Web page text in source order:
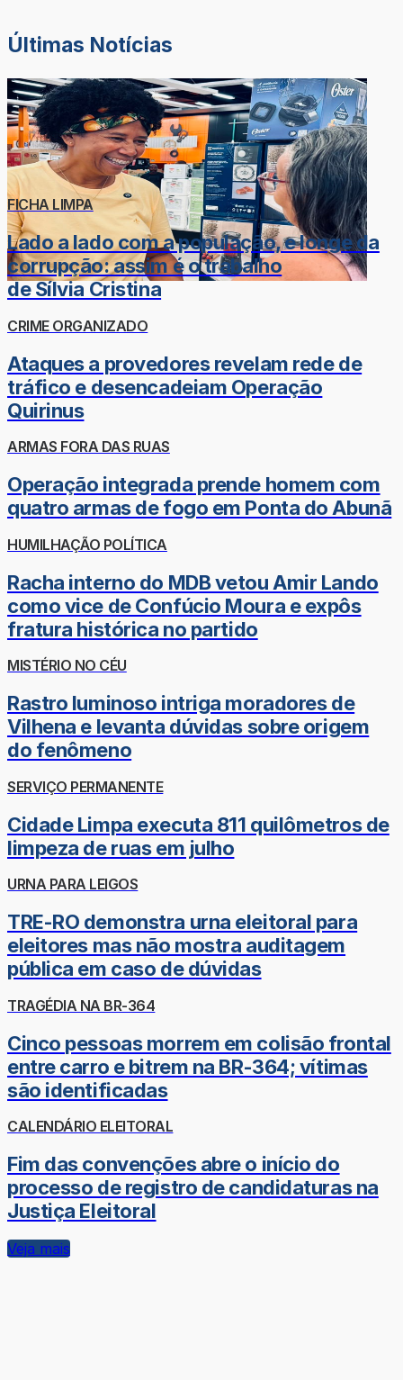
Últimas Notícias
FICHA LIMPA
Lado a lado com a população, e longe da
corrupção: assim é o trabalho
de Sílvia Cristina
CRIME ORGANIZADO
Ataques a provedores revelam rede de
tráfico e desencadeiam Operação
Quirinus
ARMAS FORA DAS RUAS
Operação integrada prende homem com
quatro armas de fogo em Ponta do Abunã
HUMILHAÇÃO POLÍTICA
Racha interno do MDB vetou Amir Lando
como vice de Confúcio Moura e expôs
fratura histórica no partido
MISTÉRIO NO CÉU
Rastro luminoso intriga moradores de
Vilhena e levanta dúvidas sobre origem
do fenômeno
SERVIÇO PERMANENTE
Cidade Limpa executa 811 quilômetros de
limpeza de ruas em julho
URNA PARA LEIGOS
TRE-RO demonstra urna eleitoral para
eleitores mas não mostra auditagem
pública em caso de dúvidas
TRAGÉDIA NA BR-364
Cinco pessoas morrem em colisão frontal
entre carro e bitrem na BR-364; vítimas
são identificadas
CALENDÁRIO ELEITORAL
Fim das convenções abre o início do
processo de registro de candidaturas na
Justiça Eleitoral
Veja mais